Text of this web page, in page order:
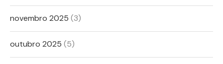
novembro 2025 (3)
outubro 2025 (5)